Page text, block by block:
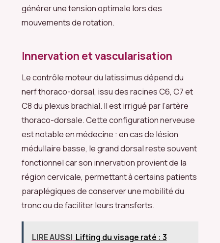
générer une tension optimale lors des
mouvements de rotation.
Innervation et vascularisation
Le contrôle moteur du latissimus dépend du
nerf thoraco-dorsal, issu des racines C6, C7 et
C8 du plexus brachial. Il est irrigué par l’artère
thoraco-dorsale. Cette configuration nerveuse
est notable en médecine : en cas de lésion
médullaire basse, le grand dorsal reste souvent
fonctionnel car son innervation provient de la
région cervicale, permettant à certains patients
paraplégiques de conserver une mobilité du
tronc ou de faciliter leurs transferts.
LIRE AUSSI Lifting du visage raté : 3